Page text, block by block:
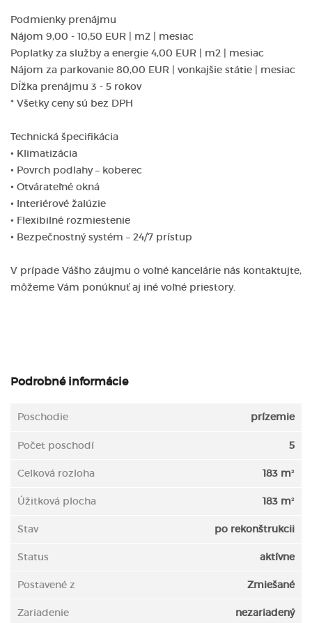
Podmienky prenájmu
Nájom 9,00 - 10,50 EUR | m2 | mesiac
Poplatky za služby a energie 4,00 EUR | m2 | mesiac
Nájom za parkovanie 80,00 EUR | vonkajšie státie | mesiac
Dĺžka prenájmu 3 - 5 rokov
* Všetky ceny sú bez DPH
Technická špecifikácia
• Klimatizácia
• Povrch podlahy – koberec
• Otvárateľné okná
• Interiérové žalúzie
• Flexibilné rozmiestenie
• Bezpečnostný systém – 24/7 prístup
V prípade Vášho záujmu o voľné kancelárie nás kontaktujte,
môžeme Vám ponúknuť aj iné voľné priestory.
Podrobné informácie
Poschodie prízemie
Počet poschodí 5
Celková rozloha 183 m²
Úžitková plocha 183 m²
Stav po rekonštrukcii
Status aktívne
Postavené z Zmiešané
Zariadenie nezariadený